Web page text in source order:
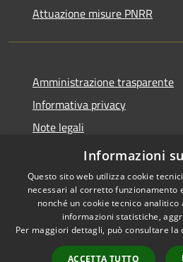
Attuazione misure PNRR
Amministrazione trasparente
Informativa privacy
Note legali
Dichiarazione di accessibilità
Accessibilità
Informazioni
Questo sito web utilizza cookie
necessari al corretto funzionamento
nonché un cookie tecnico
informazioni statistiche,
Per maggiori dettagli, può consultare la
ACCETTA TUTTO